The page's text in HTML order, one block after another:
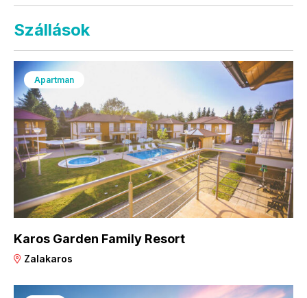
Szállások
Apartman
Karos Garden Family Resort
Zalakaros